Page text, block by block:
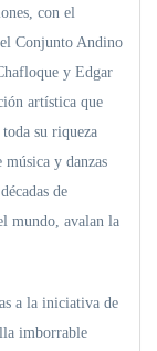
con el
Conjunto Andino
y Edgar
artística que
su riqueza
y danzas
de
mundo, avalan la
a la iniciativa de
imborrable